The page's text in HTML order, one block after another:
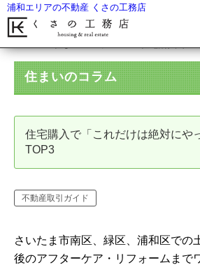
浦和エリアの不動産 くさの工務店
住宅購入で
住まいのコラム
住宅購入で「これだけは絶対にや
TOP3
不動産取引ガイド
さいたま市南区、緑区、浦和区での
後のアフターケア・リフォームまで